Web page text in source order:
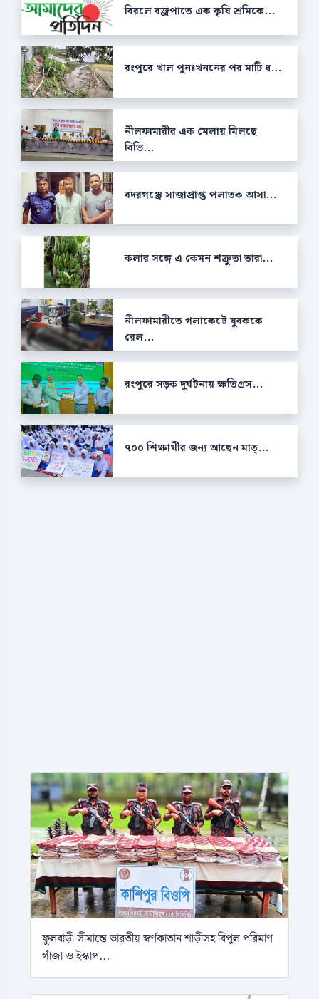
বিরলে বজ্রপাতে এক কৃষি শ্রমিকে...
রংপুরে খাল পুনঃখননের পর মাটি ধ...
নীলফামারীর এক মেলায় মিলছে
বিভি...
বদরগঞ্জে সাজাপ্রাপ্ত পলাতক আসা...
কলার সঙ্গে এ কেমন শক্রুতা তারা...
নীলফামারীতে গলাকেটে যুবককে
রেল...
রংপুরে সড়ক দুর্ঘটনায় ক্ষতিগ্রস...
৭০০ শিক্ষার্থীর জন্য আছেন মাত্...
ফুলবাড়ী সীমান্তে ভারতীয় স্বর্ণকাতান শাড়ীসহ বিপুল পরিমাণ
গাঁজা ও ইস্কাপ...